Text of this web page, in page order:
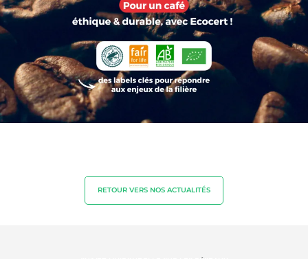
Agriculture biologique
Commerce équitable
Agriculture durable
Biodiversité et changement climatique
RETOUR VERS NOS ACTUALITÉS